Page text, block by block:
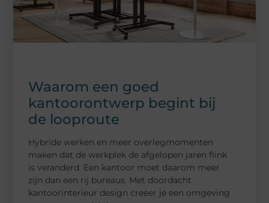
Waarom een goed
kantoorontwerp begint bij
de looproute
Hybride werken en meer overlegmomenten
maken dat de werkplek de afgelopen jaren flink
is veranderd. Een kantoor moet daarom meer
zijn dan een rij bureaus. Met doordacht
kantoorinterieur design creëer je een omgeving